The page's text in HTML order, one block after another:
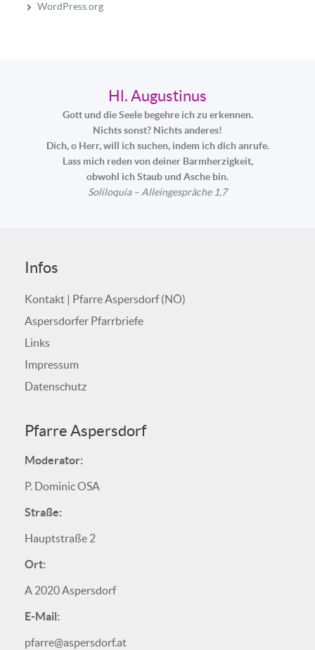
WordPress.org
Hl. Augustinus
Gott und die Seele begehre ich zu erkennen.
Nichts sonst? Nichts anderes!
Dich, o Herr, will ich suchen, indem ich dich anrufe.
Lass mich reden von deiner Barmherzigkeit,
obwohl ich Staub und Asche bin.
Soliloquia – Alleingespräche 1,7
Infos
Kontakt | Pfarre Aspersdorf (NÖ)
Aspersdorfer Pfarrbriefe
Links
Impressum
Datenschutz
Pfarre Aspersdorf
Moderator:
P. Dominic OSA
Straße:
Hauptstraße 2
Ort:
A 2020 Aspersdorf
E-Mail:
pfarre@aspersdorf.at